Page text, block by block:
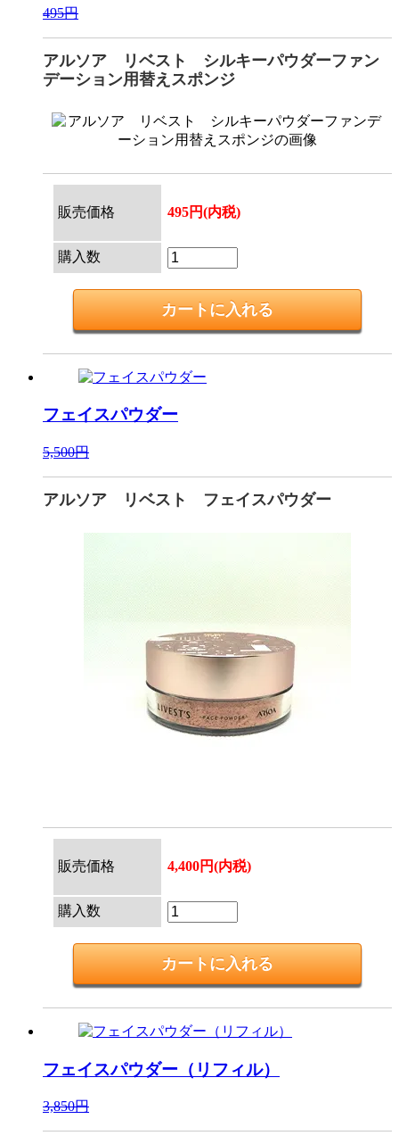
495円
アルソア リベスト シルキーパウダーファン
デーション用替えスポンジ
販売価格 495円(内税)
購入数
フェイスパウダー
5,500円
アルソア リベスト フェイスパウダー
販売価格 4,400円(内税)
購入数
フェイスパウダー（リフィル）
3,850円